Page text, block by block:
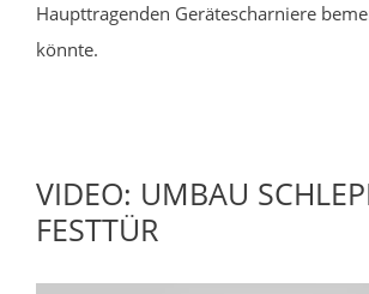
Haupttragenden Gerätescharniere
könnte.
VIDEO: UMBAU
FESTTÜR